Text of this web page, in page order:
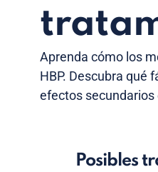
Aprenda cómo los
HBP. Descubra qué
efectos secundarios
Posibles